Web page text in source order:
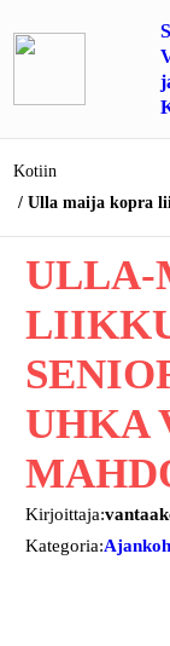
sisältöön
Kotiin
Ulla maija kopra
ULLA-
UHKA
Kirjoittaja:
Kategoria: